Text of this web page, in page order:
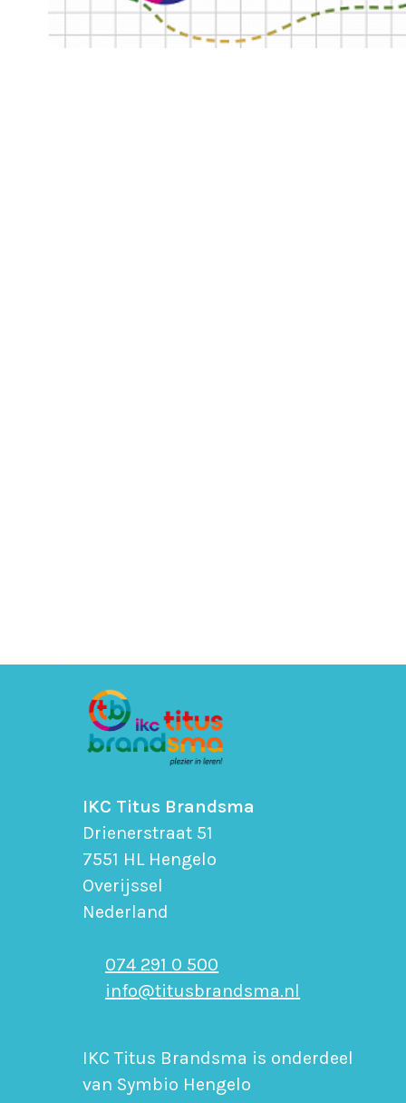
IKC Titus Brandsma
Drienerstraat 51
7551 HL Hengelo
Overijssel
Nederland
074 291 0 500
info@titusbrandsma.nl
IKC Titus Brandsma is onderdeel
van Symbio Hengelo